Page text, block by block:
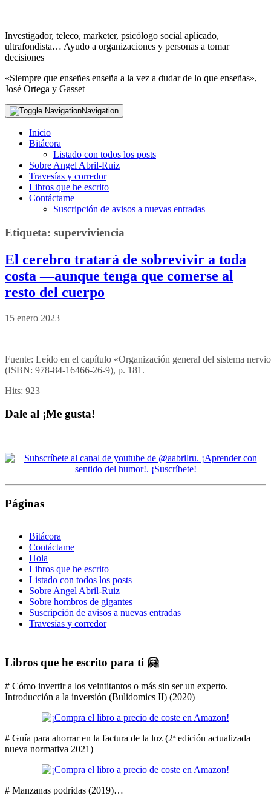
Investigador, teleco, marketer, psicólogo social aplicado,
ultrafondista… Ayudo a organizaciones y personas a tomar
decisiones
«Siempre que enseñes enseña a la vez a dudar de lo que enseñas»,
José Ortega y Gasset
Navigation
Inicio
Bitácora
Listado con todos los posts
Sobre Angel Abril-Ruiz
Travesías y corredor
Libros que he escrito
Contáctame
Suscripción de avisos a nuevas entradas
Etiqueta: superviviencia
El cerebro tratará de sobrevivir a toda
costa —aunque tenga que comerse al
resto del cuerpo
15 enero 2023
Fuente: Leído en el capítulo «Organización general del sistema
(ISBN: 978-84-16466-26-9), p. 181.
Hits: 923
Dale al ¡Me gusta!
Páginas
Bitácora
Contáctame
Hola
Libros que he escrito
Listado con todos los posts
Sobre Angel Abril-Ruiz
Sobre hombros de gigantes
Suscripción de avisos a nuevas entradas
Travesías y corredor
Libros que he escrito para ti 🤗
# Cómo invertir a los veintitantos o más sin ser un experto.
Introducción a la inversión (Bulidomics II) (2020)
# Guía para ahorrar en la factura de la luz (2ª edición actualizada
nueva normativa 2021)
# Manzanas podridas (2019)…